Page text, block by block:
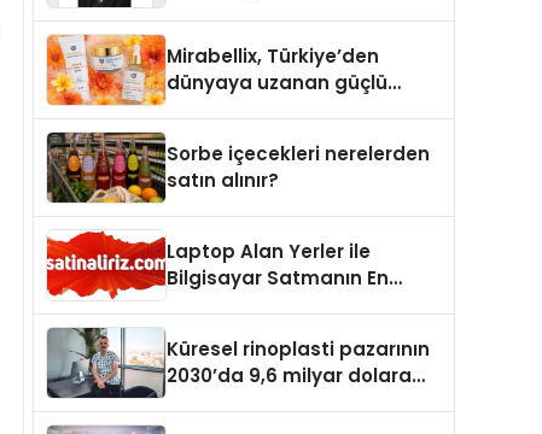
Mirabellix, Türkiye’den
dünyaya uzanan güçlü
Sorbe içecekleri nerelerden
satın alınır?
Laptop Alan Yerler ile
Bilgisayar Satmanın En
Küresel rinoplasti pazarının
2030’da 9,6 milyar dolara